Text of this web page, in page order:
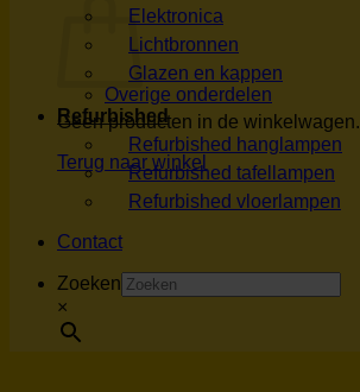
Geen producten in de winkelwagen.
Terug naar winkel
Elektronica
Lichtbronnen
Glazen en kappen
Overige onderdelen
Refurbished
Refurbished hanglampen
Refurbished tafellampen
Refurbished vloerlampen
Contact
Zoeken
×